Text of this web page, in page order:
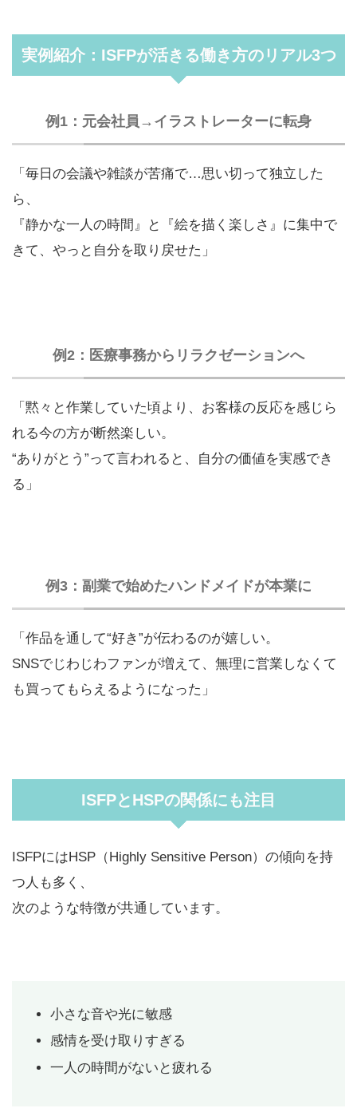
実例紹介：ISFPが活きる働き方のリアル3つ
例1：元会社員→イラストレーターに転身
「毎日の会議や雑談が苦痛で…思い切って独立した
ら、
『静かな一人の時間』と『絵を描く楽しさ』に集中で
きて、やっと自分を取り戻せた」
例2：医療事務からリラクゼーションへ
「黙々と作業していた頃より、お客様の反応を感じら
れる今の方が断然楽しい。
“ありがとう”って言われると、自分の価値を実感でき
る」
例3：副業で始めたハンドメイドが本業に
「作品を通して“好き”が伝わるのが嬉しい。
SNSでじわじわファンが増えて、無理に営業しなくて
も買ってもらえるようになった」
ISFPとHSPの関係にも注目
ISFPにはHSP（Highly Sensitive Person）の傾向を持
つ人も多く、
次のような特徴が共通しています。
小さな音や光に敏感
感情を受け取りすぎる
一人の時間がないと疲れる